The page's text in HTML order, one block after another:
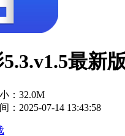
最新
： 32.0M
：2025-07-14 13:43:58